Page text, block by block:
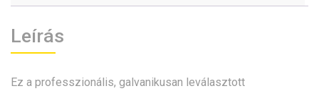
Leírás
Ez a professzionális, galvanikusan leválasztott